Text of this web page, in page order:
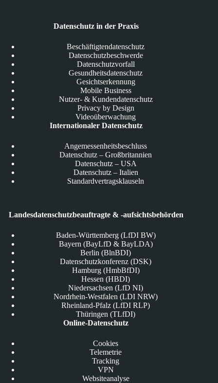
Datenschutz in der Praxis
Beschäftigtendatenschutz
Datenschutzbeschwerde
Datenschutzvorfall
Gesundheitsdatenschutz
Gesichtserkennung
Mobile Business
Nutzer- & Kundendatenschutz
Privacy by Design
Videoüberwachung
Internationaler Datenschutz
Angemessenheitsbeschluss
Datenschutz – Großbritannien
Datenschutz – USA
Datenschutz – Italien
Standardvertragsklauseln
Landesdatenschutzbeauftragte & -aufsichtsbehörden
Baden-Württemberg (LfDI BW)
Bayern (BayLfD & BayLDA)
Berlin (BlnBDI)
Datenschutzkonferenz (DSK)
Hamburg (HmbBfDI)
Hessen (HBDI)
Niedersachsen (LfD NI)
Nordrhein-Westfalen (LDI NRW)
Rheinland-Pfalz (LfDI RLP)
Thüringen (TLfDI)
Online-Datenschutz
Cookies
Telemetrie
Tracking
VPN
Websiteanalyse